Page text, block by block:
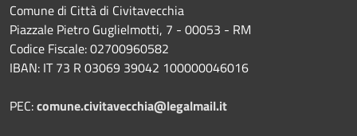
Comune di Città di Civitavecchia
Piazzale Pietro Guglielmotti, 7 - 00053 - RM
Codice Fiscale: 02700960582
IBAN: IT 73 R 03069 39042 100000046016
PEC:comune.civitavecchia@legalmail.it